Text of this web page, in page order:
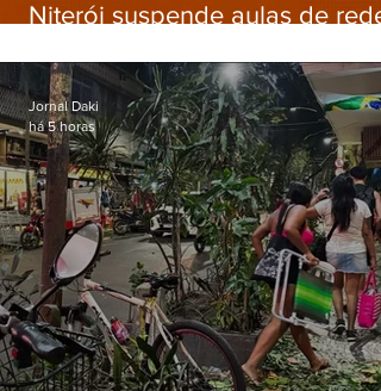
Niterói suspende aulas de rede
ventos fortes nesta sexta (7)
Jornal Daki
há 5 horas